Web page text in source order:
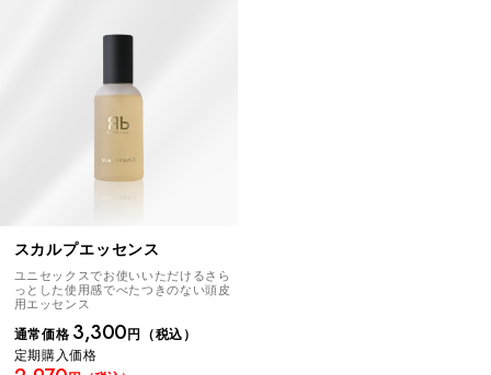
スカルプエッセンス
ユニセックスでお使いいただけるさら
っとした使用感でべたつきのない頭皮
用エッセンス
通常価格 3,300円（税込）
定期購入価格